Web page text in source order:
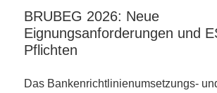
BRUBEG 2026: Neue
Eignungsanforderungen und
Pflichten
Das Bankenrichtlinienumsetzungs-